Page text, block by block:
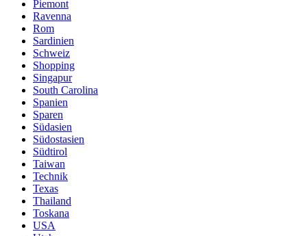
Piemont
Ravenna
Rom
Sardinien
Schweiz
Shopping
Singapur
South Carolina
Spanien
Sparen
Südasien
Südostasien
Südtirol
Taiwan
Technik
Texas
Thailand
Toskana
USA